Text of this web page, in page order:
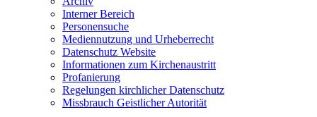
Interner Bereich
Personensuche
Mediennutzung und Urheberrecht
Datenschutz Website
Informationen zum Kirchenaustritt
Profanierung
Regelungen kirchlicher Datenschutz
Missbrauch Geistlicher Autorität